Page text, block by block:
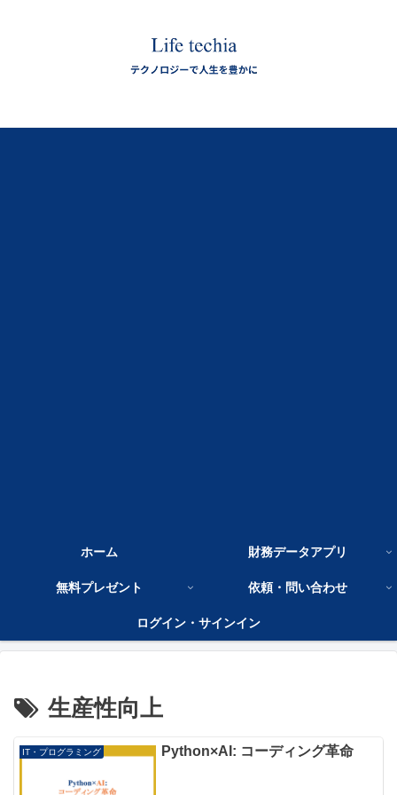
ホーム 財務データアプリ
無料プレゼント 依頼・問い合わせ
ログイン・サインイン
生産性向上
IT・プログラミング Python×AI: コーディング革命